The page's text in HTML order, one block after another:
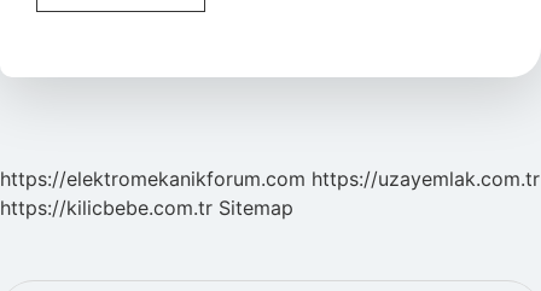
Ne
https://elektromekanikforum.com https://uzayemlak.com.tr
https://kilicbebe.com.tr Sitemap